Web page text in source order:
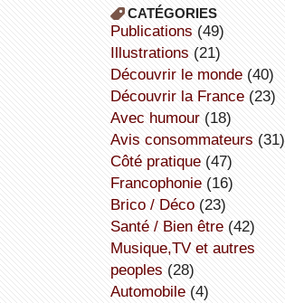
CATÉGORIES
publications (49)
illustrations (21)
découvrir le monde(40)
découvrir la France(23)
avec humour(18)
avis consommateurs (31)
côté pratique(47)
Francophonie(16)
Brico / Déco(23)
Santé / Bien être(42)
Musique,TV et autres
peoples (28)
Automobile(4)